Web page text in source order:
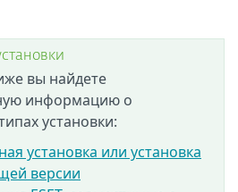
вы найдете
информацию о
установки:
установка или установка
версии